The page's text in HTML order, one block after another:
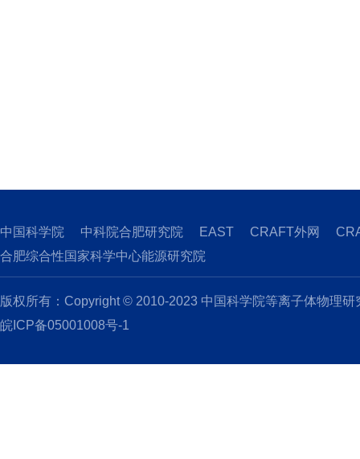
中国科学院 中科院合肥研究院 EAST CRAFT外网
合肥综合性国家科学中心能源研究院
版权所有：Copyright © 2010-2023 中国科学院等离子体物理
皖ICP备05001008号-1